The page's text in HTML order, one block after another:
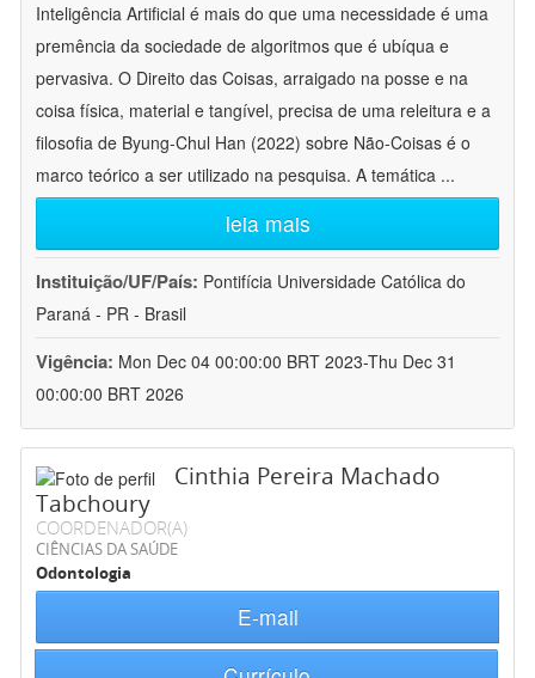
Inteligência Artificial é mais do que uma necessidade é uma
premência da sociedade de algoritmos que é ubíqua e
pervasiva. O Direito das Coisas, arraigado na posse e na
coisa física, material e tangível, precisa de uma releitura e a
filosofia de Byung-Chul Han (2022) sobre Não-Coisas é o
marco teórico a ser utilizado na pesquisa. A temática ...
leia mais
Instituição/UF/País: Pontifícia Universidade Católica do
Paraná - PR - Brasil
Vigência: Mon Dec 04 00:00:00 BRT 2023-Thu Dec 31
00:00:00 BRT 2026
Cinthia Pereira Machado
Tabchoury
COORDENADOR(A)
CIÊNCIAS DA SAÚDE
Odontologia
E-mail